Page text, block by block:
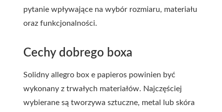
pytanie wpływające na wybór rozmiaru, materiału
oraz funkcjonalności.
Cechy dobrego boxa
Solidny allegro box e papieros powinien być
wykonany z trwałych materiałów. Najczęściej
wybierane są tworzywa sztuczne, metal lub skóra